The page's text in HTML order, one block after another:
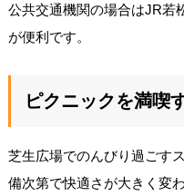
公共交通機関の場合はJR若
が便利です。
ピクニックを満喫
芝生広場でのんびり過ごす
備次第で快適さが大きく変わ